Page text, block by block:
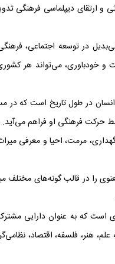
و ارتقای دیپلماسی فرهنگی
در توسعه اجتماعی،
خودباوری، می‌تواند هر
در طول تاریخ است که در
‌حرکت فرهنگی او فراهم می‌آید.
مرمت، احیا و معرفی
را در قالب گونه‌های مختلف
است که به عنوان دارایی
هنر، فلسفه، اقتصاد،